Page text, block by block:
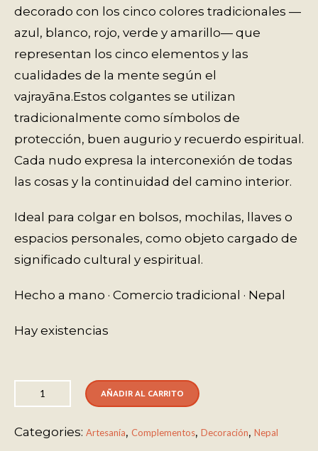
decorado con los cinco colores tradicionales —
azul, blanco, rojo, verde y amarillo— que
representan los cinco elementos y las
cualidades de la mente según el
vajrayāna.Estos colgantes se utilizan
tradicionalmente como símbolos de
protección, buen augurio y recuerdo espiritual.
Cada nudo expresa la interconexión de todas
las cosas y la continuidad del camino interior.
Ideal para colgar en bolsos, mochilas, llaves o
espacios personales, como objeto cargado de
significado cultural y espiritual.
Hecho a mano · Comercio tradicional · Nepal
Hay existencias
AÑADIR AL CARRITO
Categories: Artesanía, Complementos, Decoración, Nepal